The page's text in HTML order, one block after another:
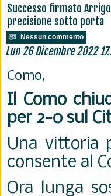
Successo firmato
precisione sotto porta
Nessun commento
Lun 26 Dicembre 2022
Como,
Il Como
per 2-0 sul
Una vittoria
consente al
Ora lunga